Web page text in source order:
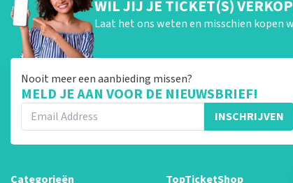
WIL JIJ JE TICKET(S)
Laat het ons weten en misschien kopen
Nooit meer een aanbieding missen?
MELD JE AAN VOOR DE NIEUWSBRIEF!
INSCHRIJVEN
Categorieën TopTicketShop